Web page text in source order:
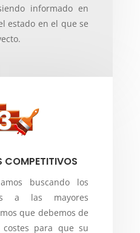
informado en
estado en el que se
COMPETITIVOS
buscando los
a las mayores
que debemos de
para que su